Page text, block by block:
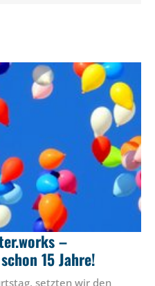
–
15 Jahre!
setzten wir den